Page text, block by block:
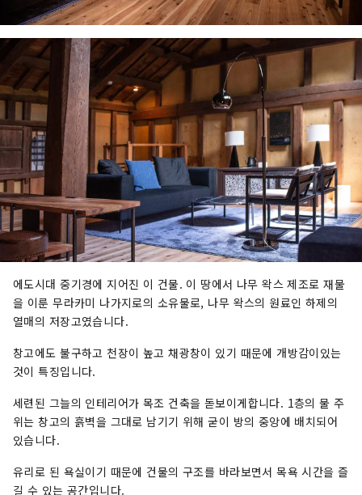
에도시대 중기경에 지어진 이 건물. 이 땅에서 나무 왁스 제조로 재물
을 이룬 무라카미 나가지로의 소유물로, 나무 왁스의 원료인 하제의
열매의 저장고였습니다.
창고에도 불구하고 천장이 높고 채광창이 있기 때문에 개방감이있는
것이 특징입니다.
세련된 그늘의 인테리어가 목조 건축을 돋보이게합니다. 1층의 물 주
위는 창고의 흙벽을 그대로 남기기 위해 굳이 방의 중앙에 배치되어
있습니다.
유리로 된 욕실이기 때문에 건물의 구조를 바라보면서 목욕 시간을 즐
길 수 있는 공간입니다.